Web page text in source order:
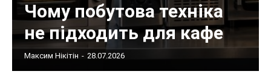
Чому побутова техніка
не підходить для кафе
Максим Нікітін - 28.07.2026